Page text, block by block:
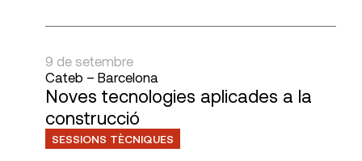
9 de setembre
Cateb – Barcelona
SESSIONS TÈCNIQUES
Noves tecnologies aplicades a la
construcció